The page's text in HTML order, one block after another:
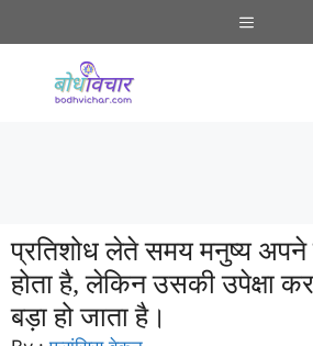
to
Menu
प्रतिशोध लेते समय मनुष्य
होता है, लेकिन उसकी उपेक्षा
बड़ा हो जाता है।